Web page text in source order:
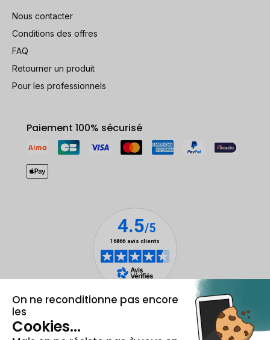
Nous contacter
Conditions des offres
FAQ
Retourner un produit
Pour les professionnels
Paiement 100% sécurisé